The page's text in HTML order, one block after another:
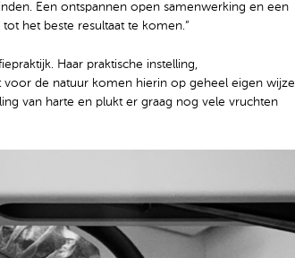
Een ontspannen open samenwerking en een
het beste resultaat te komen.”
Haar praktische instelling,
de natuur komen hierin op geheel eigen wijze
van harte en plukt er graag nog vele vruchten